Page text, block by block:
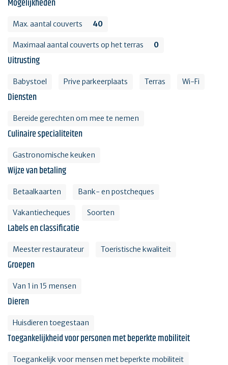
Mogelijkheden
Max. aantal couverts 40
Maximaal aantal couverts op het terras 0
Uitrusting
Babystoel Prive parkeerplaats Terras Wi-Fi
Diensten
Bereide gerechten om mee te nemen
Culinaire specialiteiten
Gastronomische keuken
Wijze van betaling
Betaalkaarten Bank- en postcheques
Vakantiecheques Soorten
Labels en classificatie
Meester restaurateur Toeristische kwaliteit
Groepen
Van 1 in 15 mensen
Dieren
Huisdieren toegestaan
Toegankelijkheid voor personen met beperkte mobiliteit
Toegankelijk voor mensen met beperkte mobiliteit